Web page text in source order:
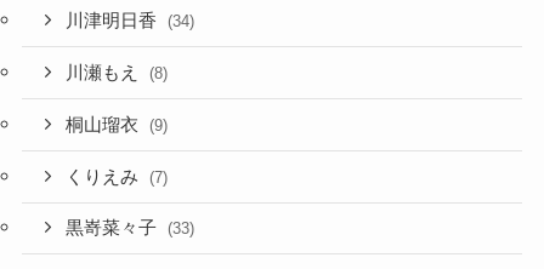
川津明日香 (34)
川瀬もえ (8)
桐山瑠衣 (9)
くりえみ (7)
黒嵜菜々子 (33)